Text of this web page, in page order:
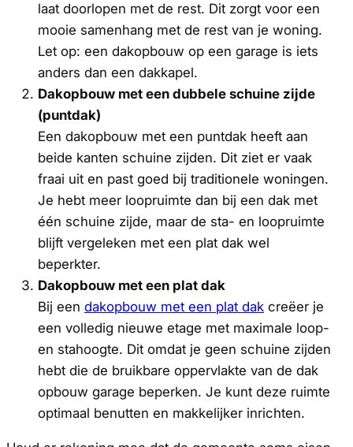
laat doorlopen met de rest. Dit zorgt voor een
mooie samenhang met de rest van je woning.
Let op: een dakopbouw op een garage is iets
anders dan een dakkapel.
Dakopbouw met een dubbele schuine zijde
(puntdak)
Een dakopbouw met een puntdak heeft aan
beide kanten schuine zijden. Dit ziet er vaak
fraai uit en past goed bij traditionele woningen.
Je hebt meer loopruimte dan bij een dak met
één schuine zijde, maar de sta- en loopruimte
blijft vergeleken met een plat dak wel
beperkter.
Dakopbouw met een plat dak
Bij een dakopbouw met een plat dak creëer je
een volledig nieuwe etage met maximale loop-
en stahoogte. Dit omdat je geen schuine zijden
hebt die de bruikbare oppervlakte van de dak
opbouw garage beperken. Je kunt deze ruimte
optimaal benutten en makkelijker inrichten.